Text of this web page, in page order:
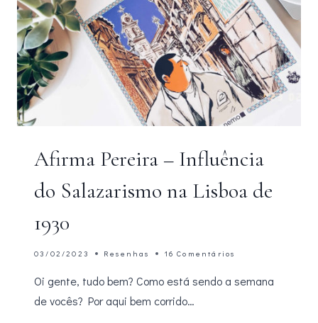
Afirma Pereira – Influência
do Salazarismo na Lisboa de
1930
03/02/2023 Resenhas 16 Comentários
Oi gente, tudo bem? Como está sendo a semana
de vocês? Por aqui bem corrido…